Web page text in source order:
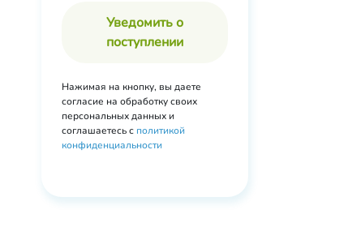
Уведомить о
поступлении
Нажимая на кнопку, вы даете
согласие на обработку своих
персональных данных и
соглашаетесь с политикой
конфиденциальности